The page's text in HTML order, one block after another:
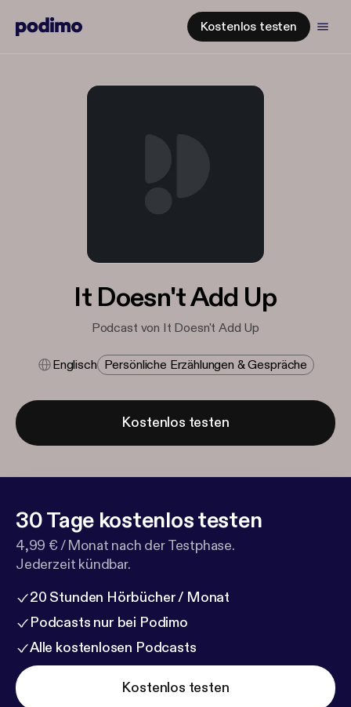
Kostenlos testen
It Doesn't Add Up
Podcast von It Doesn't Add Up
Englisch Persönliche Erzählungen & Gespräche
Kostenlos testen
30 Tage kostenlos testen
4,99 € / Monat nach der Testphase.
Jederzeit kündbar.
20 Stunden Hörbücher / Monat
Podcasts nur bei Podimo
Alle kostenlosen Podcasts
Kostenlos testen